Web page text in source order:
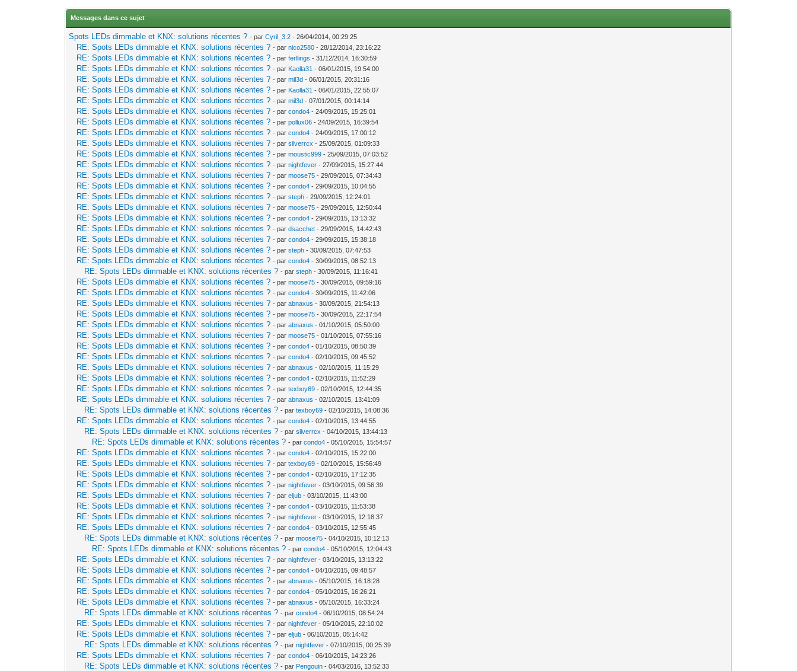
Messages dans ce sujet
Spots LEDs dimmable et KNX: solutions récentes ? - parCyril_3.2 - 26/04/2014, 00:29:25
RE: Spots LEDs dimmable et KNX: solutions récentes ? - parnico2580 - 28/12/2014, 23:16:22
RE: Spots LEDs dimmable et KNX: solutions récentes ? - parferllings - 31/12/2014, 16:30:59
RE: Spots LEDs dimmable et KNX: solutions récentes ? - par Kaolla31 - 06/01/2015, 19:54:00
RE: Spots LEDs dimmable et KNX: solutions récentes ? - parmil3d - 06/01/2015, 20:31:16
RE: Spots LEDs dimmable et KNX: solutions récentes ? - par Kaolla31 - 06/01/2015, 22:55:07
RE: Spots LEDs dimmable et KNX: solutions récentes ? - parmil3d - 07/01/2015, 00:14:14
RE: Spots LEDs dimmable et KNX: solutions récentes ? - parcondo4 - 24/09/2015, 15:25:01
RE: Spots LEDs dimmable et KNX: solutions récentes ? - parpollux06 - 24/09/2015, 16:39:54
RE: Spots LEDs dimmable et KNX: solutions récentes ? - parcondo4 - 24/09/2015, 17:00:12
RE: Spots LEDs dimmable et KNX: solutions récentes ? - parsilverrcx - 25/09/2015, 01:09:33
RE: Spots LEDs dimmable et KNX: solutions récentes ? - parmoustic999 - 25/09/2015, 07:03:52
RE: Spots LEDs dimmable et KNX: solutions récentes ? - parnightfever - 27/09/2015, 15:27:44
RE: Spots LEDs dimmable et KNX: solutions récentes ? - parmoose75 - 29/09/2015, 07:34:43
RE: Spots LEDs dimmable et KNX: solutions récentes ? - parcondo4 - 29/09/2015, 10:04:55
RE: Spots LEDs dimmable et KNX: solutions récentes ? - parsteph - 29/09/2015, 12:24:01
RE: Spots LEDs dimmable et KNX: solutions récentes ? - parmoose75 - 29/09/2015, 12:50:44
RE: Spots LEDs dimmable et KNX: solutions récentes ? - parcondo4 - 29/09/2015, 13:13:32
RE: Spots LEDs dimmable et KNX: solutions récentes ? - pardsacchet - 29/09/2015, 14:42:43
RE: Spots LEDs dimmable et KNX: solutions récentes ? - parcondo4 - 29/09/2015, 15:38:18
RE: Spots LEDs dimmable et KNX: solutions récentes ? - parsteph - 30/09/2015, 07:47:53
RE: Spots LEDs dimmable et KNX: solutions récentes ? - parcondo4 - 30/09/2015, 08:52:13
RE: Spots LEDs dimmable et KNX: solutions récentes ? - parsteph - 30/09/2015, 11:16:41
RE: Spots LEDs dimmable et KNX: solutions récentes ? - parmoose75 - 30/09/2015, 09:59:16
RE: Spots LEDs dimmable et KNX: solutions récentes ? - parcondo4 - 30/09/2015, 11:42:06
RE: Spots LEDs dimmable et KNX: solutions récentes ? - parabnaxus - 30/09/2015, 21:54:13
RE: Spots LEDs dimmable et KNX: solutions récentes ? - parmoose75 - 30/09/2015, 22:17:54
RE: Spots LEDs dimmable et KNX: solutions récentes ? - parabnaxus - 01/10/2015, 05:50:00
RE: Spots LEDs dimmable et KNX: solutions récentes ? - parmoose75 - 01/10/2015, 07:55:16
RE: Spots LEDs dimmable et KNX: solutions récentes ? - parcondo4 - 01/10/2015, 08:50:39
RE: Spots LEDs dimmable et KNX: solutions récentes ? - parcondo4 - 02/10/2015, 09:45:52
RE: Spots LEDs dimmable et KNX: solutions récentes ? - parabnaxus - 02/10/2015, 11:15:29
RE: Spots LEDs dimmable et KNX: solutions récentes ? - parcondo4 - 02/10/2015, 11:52:29
RE: Spots LEDs dimmable et KNX: solutions récentes ? - partexboy69 - 02/10/2015, 12:44:35
RE: Spots LEDs dimmable et KNX: solutions récentes ? - parabnaxus - 02/10/2015, 13:41:09
RE: Spots LEDs dimmable et KNX: solutions récentes ? - partexboy69 - 02/10/2015, 14:08:36
RE: Spots LEDs dimmable et KNX: solutions récentes ? - parcondo4 - 02/10/2015, 13:44:55
RE: Spots LEDs dimmable et KNX: solutions récentes ? - parsilverrcx - 04/10/2015, 13:44:13
RE: Spots LEDs dimmable et KNX: solutions récentes ? - parcondo4 - 05/10/2015, 15:54:57
RE: Spots LEDs dimmable et KNX: solutions récentes ? - parcondo4 - 02/10/2015, 15:22:00
RE: Spots LEDs dimmable et KNX: solutions récentes ? - partexboy69 - 02/10/2015, 15:56:49
RE: Spots LEDs dimmable et KNX: solutions récentes ? - parcondo4 - 02/10/2015, 17:12:35
RE: Spots LEDs dimmable et KNX: solutions récentes ? - parnightfever - 03/10/2015, 09:56:39
RE: Spots LEDs dimmable et KNX: solutions récentes ? - pareljub - 03/10/2015, 11:43:00
RE: Spots LEDs dimmable et KNX: solutions récentes ? - parcondo4 - 03/10/2015, 11:53:38
RE: Spots LEDs dimmable et KNX: solutions récentes ? - parnightfever - 03/10/2015, 12:18:37
RE: Spots LEDs dimmable et KNX: solutions récentes ? - parcondo4 - 03/10/2015, 12:55:45
RE: Spots LEDs dimmable et KNX: solutions récentes ? - parmoose75 - 04/10/2015, 10:12:13
RE: Spots LEDs dimmable et KNX: solutions récentes ? - parcondo4 - 05/10/2015, 12:04:43
RE: Spots LEDs dimmable et KNX: solutions récentes ? - parnightfever - 03/10/2015, 13:13:22
RE: Spots LEDs dimmable et KNX: solutions récentes ? - parcondo4 - 04/10/2015, 09:48:57
RE: Spots LEDs dimmable et KNX: solutions récentes ? - parabnaxus - 05/10/2015, 16:18:28
RE: Spots LEDs dimmable et KNX: solutions récentes ? - parcondo4 - 05/10/2015, 16:26:21
RE: Spots LEDs dimmable et KNX: solutions récentes ? - parabnaxus - 05/10/2015, 16:33:24
RE: Spots LEDs dimmable et KNX: solutions récentes ? - parcondo4 - 06/10/2015, 08:54:24
RE: Spots LEDs dimmable et KNX: solutions récentes ? - parnightfever - 05/10/2015, 22:10:02
RE: Spots LEDs dimmable et KNX: solutions récentes ? - pareljub - 06/10/2015, 05:14:42
RE: Spots LEDs dimmable et KNX: solutions récentes ? - parnightfever - 07/10/2015, 00:25:39
RE: Spots LEDs dimmable et KNX: solutions récentes ? - parcondo4 - 06/10/2015, 14:23:26
RE: Spots LEDs dimmable et KNX: solutions récentes ? - par Pengouin - 04/03/2016, 13:52:33